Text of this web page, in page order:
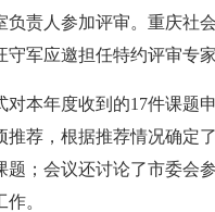
负责人参加评审。重庆社
军应邀担任特约评审专家
对本年度收到的17件课题
推荐，根据推荐情况确定
题；会议还讨论了市委会
。